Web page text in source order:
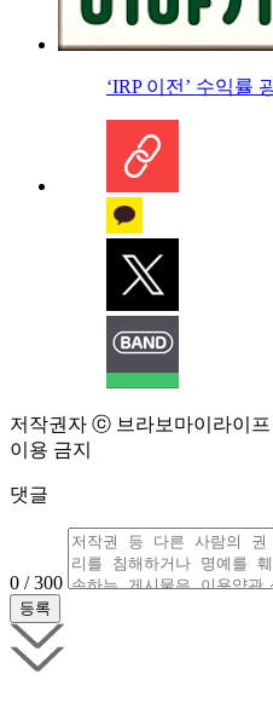
‘IRP 이전’ 수익률
저작권자 ⓒ 브라보마이라이
이용 금지
댓글
0 / 300